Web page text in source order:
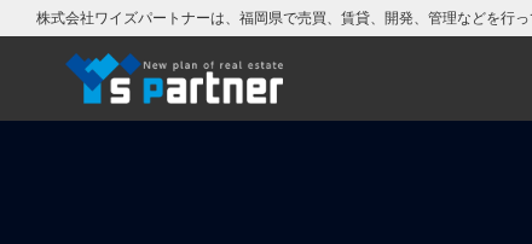
株式会社ワイズパートナーは、福岡県で売買、賃貸、開発、管理などを行っ